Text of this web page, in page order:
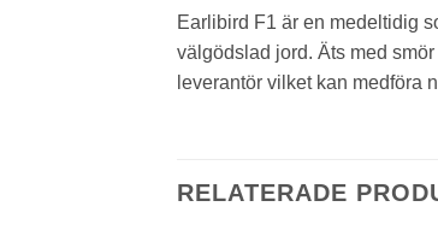
Earlibird F1 är en medeltidig
välgödslad jord. Äts med
leverantör vilket kan medföra
RELATERADE